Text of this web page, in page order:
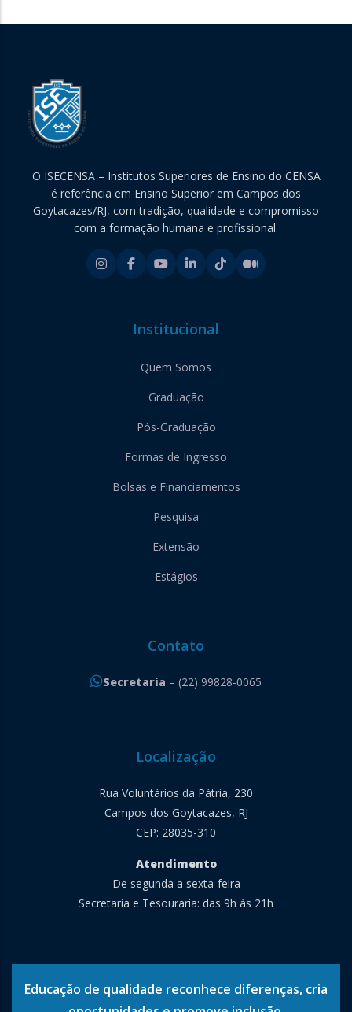
O ISECENSA – Institutos Superiores de Ensino do CENSA
é referência em Ensino Superior em Campos dos
Goytacazes/RJ, com tradição, qualidade e compromisso
com a formação humana e profissional.
Institucional
Quem Somos
Graduação
Pós-Graduação
Formas de Ingresso
Bolsas e Financiamentos
Pesquisa
Extensão
Estágios
Contato
Secretaria – (22) 99828-0065
Localização
Rua Voluntários da Pátria, 230
Campos dos Goytacazes, RJ
CEP: 28035-310
Atendimento
De segunda a sexta-feira
Secretaria e Tesouraria: das 9h às 21h
Educação de qualidade reconhece diferenças, cria